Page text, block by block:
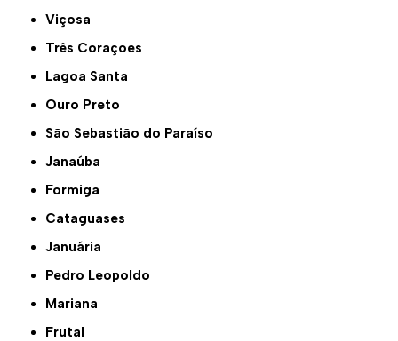
Viçosa
Três Corações
Lagoa Santa
Ouro Preto
São Sebastião do Paraíso
Janaúba
Formiga
Cataguases
Januária
Pedro Leopoldo
Mariana
Frutal